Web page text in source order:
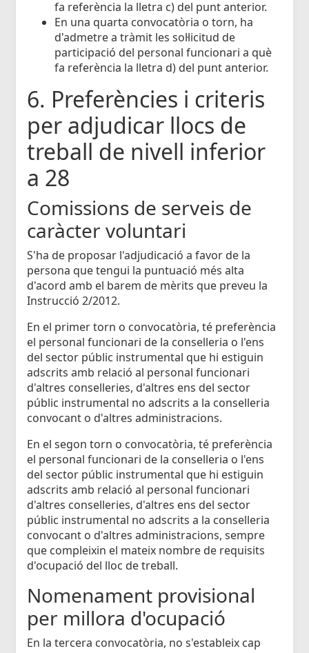
fa referència la lletra c) del punt anterior.
En una quarta convocatòria o torn, ha
d'admetre a tràmit les sol·licitud de
participació del personal funcionari a què
fa referència la lletra d) del punt anterior.
6. Preferències i criteris
per adjudicar llocs de
treball de nivell inferior
a 28
Comissions de serveis de
caràcter voluntari
S'ha de proposar l'adjudicació a favor de la
persona que tengui la puntuació més alta
d'acord amb el barem de mèrits que preveu la
Instrucció 2/2012.
En el primer torn o convocatòria, té preferència
el personal funcionari de la conselleria o l'ens
del sector públic instrumental que hi estiguin
adscrits amb relació al personal funcionari
d'altres conselleries, d'altres ens del sector
públic instrumental no adscrits a la conselleria
convocant o d'altres administracions.
En el segon torn o convocatòria, té preferència
el personal funcionari de la conselleria o l'ens
del sector públic instrumental que hi estiguin
adscrits amb relació al personal funcionari
d'altres conselleries, d'altres ens del sector
públic instrumental no adscrits a la conselleria
convocant o d'altres administracions, sempre
que compleixin el mateix nombre de requisits
d'ocupació del lloc de treball.
Nomenament provisional
per millora d'ocupació
En la tercera convocatòria, no s'estableix cap